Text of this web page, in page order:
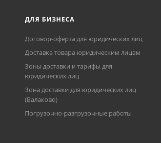
ДЛЯ БИЗНЕСА
Договор-оферта для юридических лиц
Доставка товара юридическим лицам
Зоны доставки и тарифы для
юридических лиц
Зона доставки для юридических лиц
(Балаково)
Погрузочно-разгрузочные работы